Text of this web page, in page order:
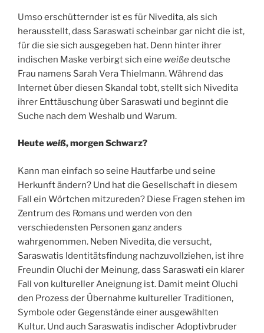
Umso erschütternder ist es für Nivedita, als sich
herausstellt, dass Saraswati scheinbar gar nicht die ist,
für die sie sich ausgegeben hat. Denn hinter ihrer
indischen Maske verbirgt sich eine weißedeutsche
Frau namens Sarah Vera Thielmann. Während das
Internet über diesen Skandal tobt, stellt sich Nivedita
ihrer Enttäuschung über Saraswati und beginnt die
Suche nach dem Weshalb und Warum.
Heuteweiß, morgen Schwarz?
Kann man einfach so seine Hautfarbe und seine
Herkunft ändern? Und hat die Gesellschaft in diesem
Fall ein Wörtchen mitzureden? Diese Fragen stehen im
Zentrum des Romans und werden von den
verschiedensten Personen ganz anders
wahrgenommen. Neben Nivedita, die versucht,
Saraswatis Identitätsfindung nachzuvollziehen, ist ihre
Freundin Oluchi der Meinung, dass Saraswati ein klarer
Fall von kultureller Aneignung ist. Damit meint Oluchi
den Prozess der Übernahme kultureller Traditionen,
Symbole oder Gegenstände einer ausgewählten
Kultur. Und auch Saraswatis indischer Adoptivbruder